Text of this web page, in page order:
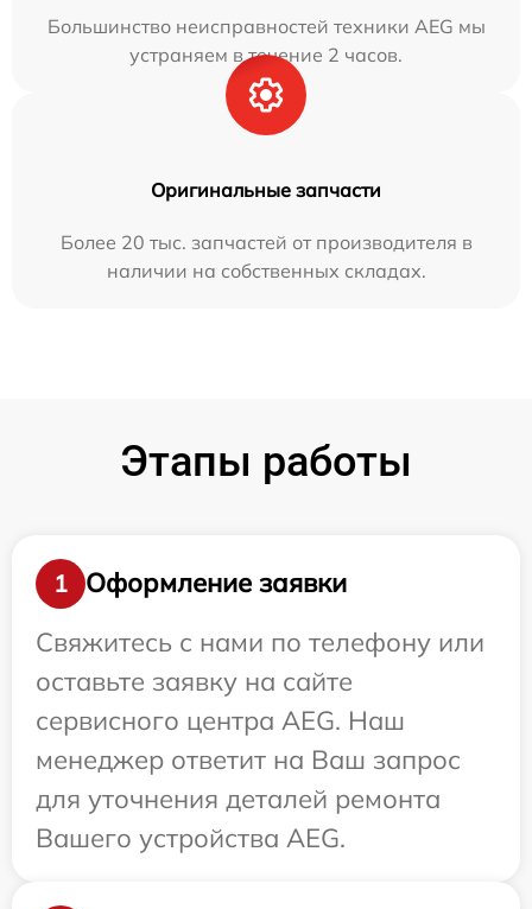
Большинство неисправностей техники AEG мы
устраняем в течение 2 часов.
Оригинальные запчасти
Более 20 тыс. запчастей от производителя в
наличии на собственных складах.
Этапы работы
1
Оформление заявки
Свяжитесь с нами по телефону или
оставьте заявку на сайте
сервисного центра AEG. Наш
менеджер ответит на Ваш запрос
для уточнения деталей ремонта
Вашего устройства AEG.